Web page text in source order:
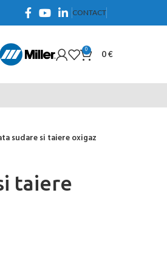
CONTACT
0 0 €
sudare si taiere oxigaz
taiere